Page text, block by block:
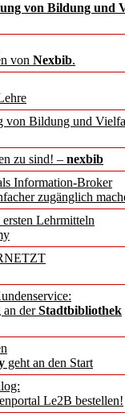
von Bildung und
von Nexbib.
von Bildung und
zu sind! – nexbib
Information-Broker
zugänglich
Lehrmitteln
an derStadtbibliothek
geht an den Start
Le2B bestellen!
so
bis F.